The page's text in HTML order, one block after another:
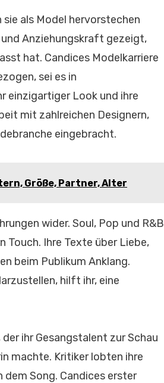
als Model hervorstechen
Anziehungskraft gezeigt,
hat. Candices Modelkarriere
sei es in
einzigartiger Look und ihre
mit zahlreichen Designern,
eingebracht.
Größe, Partner, Alter
wider. Soul, Pop und R&B
Touch. Ihre Texte über Liebe,
beim Publikum Anklang.
hilft ihr, eine
ihr Gesangstalent zur Schau
machte. Kritiker lobten ihre
Song. Candices erster